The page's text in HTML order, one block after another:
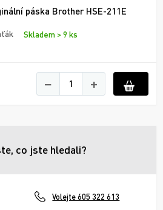
páska Brother HSE-211E
Skladem > 9 ks
− +
co jste hledali?
Volejte 605 322 613